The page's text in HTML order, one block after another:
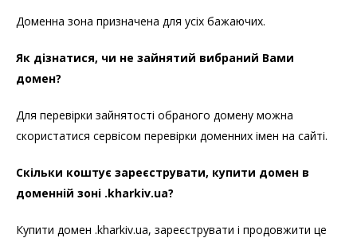
Доменна зона призначена для усіх бажаючих.
Як дізнатися, чи не зайнятий вибраний Вами
домен?
Для перевірки зайнятості обраного домену можна
скористатися сервісом перевірки доменних імен на сайті.
Скільки коштує зареєструвати, купити домен в
доменній зоні .kharkiv.ua?
Купити домен .kharkiv.ua, зареєструвати і продовжити це